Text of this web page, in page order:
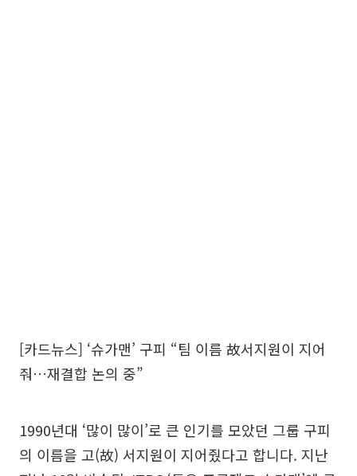
[카드뉴스] ‘슈가맨’ 구피 “팀 이름 故서지원이 지어
줘…재결합 논의 중”
1990년대 ‘많이 많이’로 큰 인기를 모았던 그룹 구피
의 이름을 고(故) 서지원이 지어줬다고 합니다. 지난